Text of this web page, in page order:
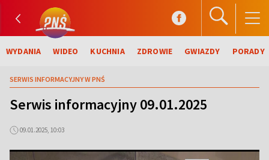
WYDANIA WIDEO KUCHNIA ZDROWIE GWIAZDY PORADY
SERWIS INFORMACYJNY W PNŚ
Serwis informacyjny 09.01.2025
09.01.2025, 10:03